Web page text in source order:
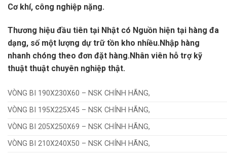
Cơ khí, công nghiệp nặng.
Thương hiệu đầu tiên tại Nhật có Nguồn hiện tại hàng đa
dạng, số một lượng dự trữ tồn kho nhiều.Nhập hàng
nhanh chóng theo đơn đặt hàng.Nhân viên hỗ trợ kỹ
thuật thuật chuyên nghiệp thật.
VÒNG BI 190X230X60 – NSK CHÍNH HÃNG,
VÒNG BI 195X225X45 – NSK CHÍNH HÃNG,
VÒNG BI 205X250X69 – NSK CHÍNH HÃNG,
VÒNG BI 210X240X50 – NSK CHÍNH HÃNG,